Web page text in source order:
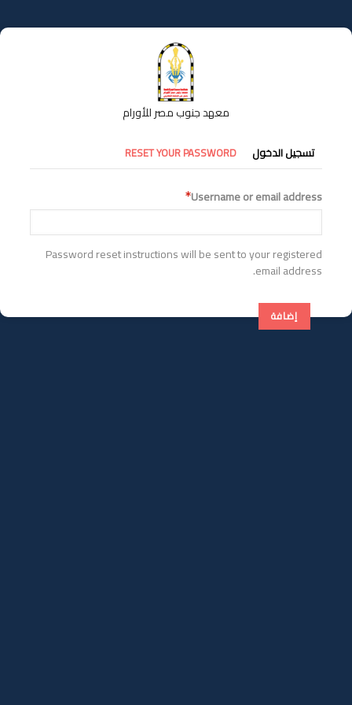
إلى
المحتوى
معهد جنوب مصر للأورام
التبويبات
الأساسية
تسجيل الدخول RESET YOUR PASSWORD
Username or email address
Password reset instructions will be sent to your registered
email address.